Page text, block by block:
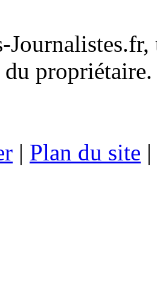
du propriétaire.
| Plan du site |